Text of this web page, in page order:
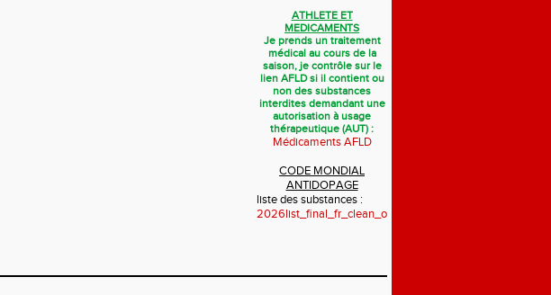
ATHLETE ET
MEDICAMENTS
Je prends un traitement
médical au cours de la
saison, je contrôle sur le
lien AFLD si il contient ou
non des substances
interdites demandant une
autorisation à usage
thérapeutique (AUT) :
Médicaments AFLD
CODE MONDIAL
ANTIDOPAGE
liste des substances :
2026list_final_fr_clean_october_2025.pdf